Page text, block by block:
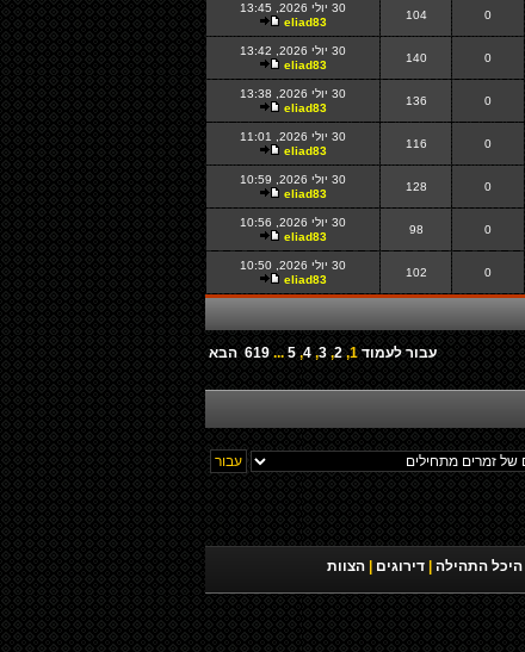
0
104
30 יולי 2026, 13:45
eliad83
0
140
30 יולי 2026, 13:42
eliad83
0
136
30 יולי 2026, 13:38
eliad83
0
116
30 יולי 2026, 11:01
eliad83
0
128
30 יולי 2026, 10:59
eliad83
0
98
30 יולי 2026, 10:56
eliad83
0
102
30 יולי 2026, 10:50
eliad83
עבור לעמוד 1
,
2
,
3
,
4
,
5
...
619 הבא
היכל התהילה דירוגים הצוות